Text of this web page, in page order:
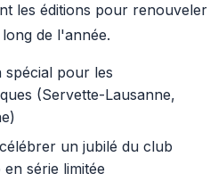
les éditions pour renouveler
de l'année.
spécial pour les
(Servette-Lausanne,
un jubilé du club
série limitée